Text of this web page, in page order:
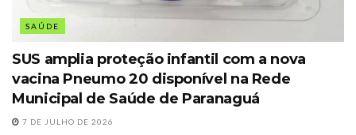
SAÚDE
SUS amplia proteção infantil com a nova
vacina Pneumo 20 disponível na Rede
Municipal de Saúde de Paranaguá
7 DE JULHO DE 2026